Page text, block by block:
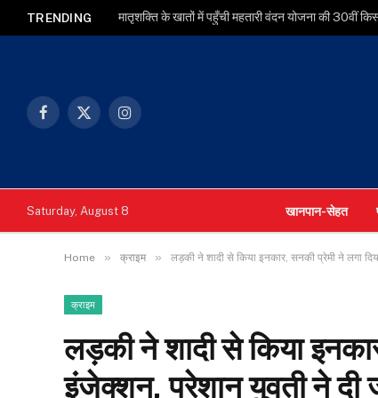
TRENDING मातृशक्ति के खातों में पहुँची महतारी वंदन योजना की 30वीं
Facebook
X
Instagram
Saturday, August 8 खानपान-सेहत
Home » क्राइम » लड़की ने शादी से किया इनकार, सनकी प्रेमी ने लगा
क्राइम
लड़की ने शादी से किया
इंजेक्शन, परेशान युवती ने दी